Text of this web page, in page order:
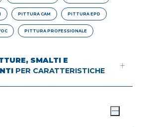
PITTURA CAM PITTURA EPD
PITTURA PROFESSIONALE
SMALTI E
PER CARATTERISTICHE